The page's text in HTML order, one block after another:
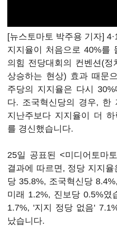
[뉴스토마토 박주용 기자]
지지율이 처음으로 40%를
의힘 전당대회의 컨벤션(정
상승하는 현상) 효과 때문
주당의 지지율은 다시
다. 조국혁신당의 경우, 한
지난주보다 지지율이 더
를 경신했습니다.
25일 공표된 <미디어토마
결과에 따르면, 정당 지지
당 35.8%, 조국혁신당
미래 1.2%, 진보당 0.5%였
1.7%, '지지 정당 없음'
났습니다.